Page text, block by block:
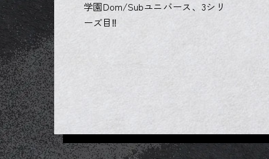
学園Dom/Subユニバース、3シリ
ーズ目‼